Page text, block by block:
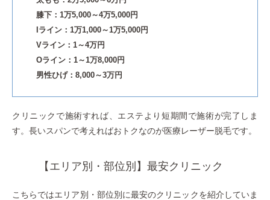
膝下：1万5,000～4万5,000円
Iライン：1万1,000～1万5,000円
Vライン：1～4万円
Oライン：1～1万8,000円
男性ひげ：8,000～3万円
クリニックで施術すれば、エステより短期間で施術が完了しま
す。長いスパンで考えればおトクなのが医療レーザー脱毛です。
【エリア別・部位別】最安クリニック
こちらではエリア別・部位別に最安のクリニックを紹介していま